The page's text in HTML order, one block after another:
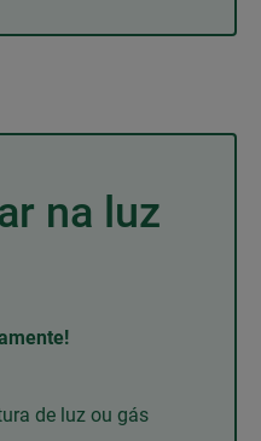
na luz
de luz ou gás